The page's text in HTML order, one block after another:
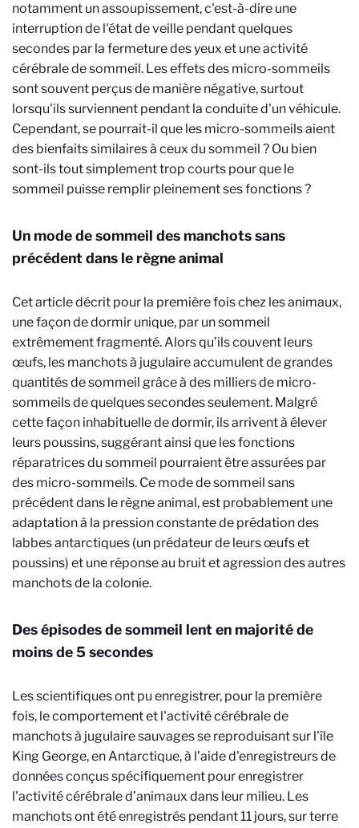
notamment un assoupissement, c'est-à-dire une
interruption de l'état de veille pendant quelques
secondes par la fermeture des yeux et une activité
cérébrale de sommeil. Les effets des micro-sommeils
sont souvent perçus de manière négative, surtout
lorsqu'ils surviennent pendant la conduite d'un véhicule.
Cependant, se pourrait-il que les micro-sommeils aient
des bienfaits similaires à ceux du sommeil ? Ou bien
sont-ils tout simplement trop courts pour que le
sommeil puisse remplir pleinement ses fonctions ?
Un mode de sommeil des manchots sans
précédent dans le règne animal
Cet article décrit pour la première fois chez les animaux,
une façon de dormir unique, par un sommeil
extrêmement fragmenté. Alors qu’ils couvent leurs
œufs, les manchots à jugulaire accumulent de grandes
quantités de sommeil grâce à des milliers de micro-
sommeils de quelques secondes seulement. Malgré
cette façon inhabituelle de dormir, ils arrivent à élever
leurs poussins, suggérant ainsi que les fonctions
réparatrices du sommeil pourraient être assurées par
des micro-sommeils. Ce mode de sommeil sans
précédent dans le règne animal, est probablement une
adaptation à la pression constante de prédation des
labbes antarctiques (un prédateur de leurs œufs et
poussins) et une réponse au bruit et agression des autres
manchots de la colonie.
Des épisodes de sommeil lent en majorité de
moins de 5 secondes
Les scientifiques ont pu enregistrer, pour la première
fois, le comportement et l'activité cérébrale de
manchots à jugulaire sauvages se reproduisant sur l'île
King George, en Antarctique, à l'aide d'enregistreurs de
données conçus spécifiquement pour enregistrer
l'activité cérébrale d’animaux dans leur milieu. Les
manchots ont été enregistrés pendant 11 jours, sur terre